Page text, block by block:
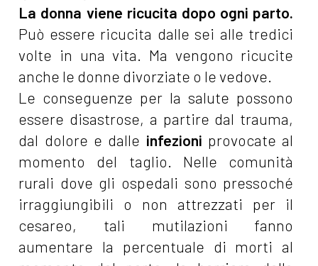
La donna viene ricucita dopo ogni parto.
Può essere ricucita dalle sei alle tredici
volte in una vita. Ma vengono ricucite
anche le donne divorziate o le vedove.
Le conseguenze per la salute possono
essere disastrose, a partire dal trauma,
dal dolore e dalle infezioni provocate al
momento del taglio. Nelle comunità
rurali dove gli ospedali sono pressoché
irraggiungibili o non attrezzati per il
cesareo, tali mutilazioni fanno
aumentare la percentuale di morti al